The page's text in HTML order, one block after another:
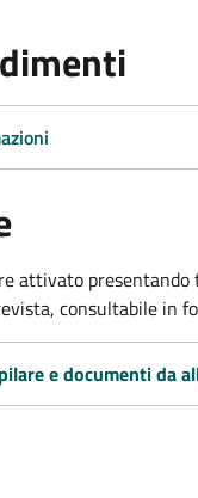
attivato
consultabile in
e documenti da